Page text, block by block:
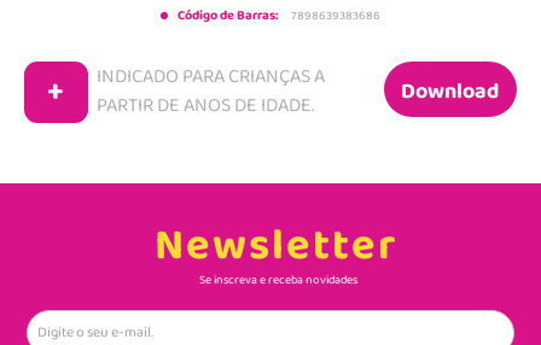
Código de Barras: 7898639383686
+
INDICADO PARA CRIANÇAS A
PARTIR DEANOS DE IDADE. Download
Newsletter
Se inscreva e receba novidades